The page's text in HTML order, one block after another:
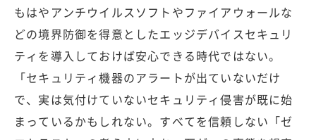
もはやアンチウイルスソフトやファイアウォールな
どの境界防御を得意としたエッジデバイスセキュリ
ティを導入しておけば安心できる時代ではない。
「セキュリティ機器のアラートが出ていないだけ
で、実は気付けていないセキュリティ侵害が既に始
まっているかもしれない。すべてを信頼しない「ゼ